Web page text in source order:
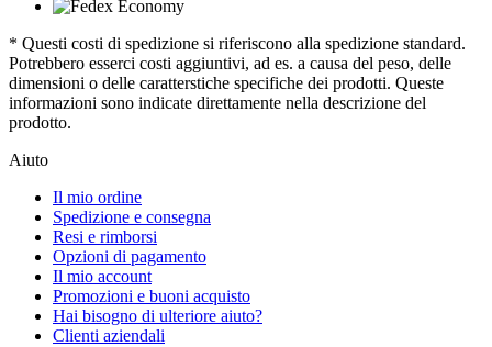
* Questi costi di spedizione si riferiscono alla spedizione standard.
Potrebbero esserci costi aggiuntivi, ad es. a causa del peso, delle
dimensioni o delle caratterstiche specifiche dei prodotti. Queste
informazioni sono indicate direttamente nella descrizione del
prodotto.
Aiuto
Il mio ordine
Spedizione e consegna
Resi e rimborsi
Opzioni di pagamento
Il mio account
Promozioni e buoni acquisto
Hai bisogno di ulteriore aiuto?
Clienti aziendali